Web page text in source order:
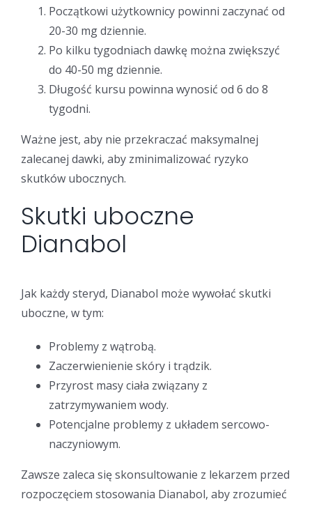
Początkowi użytkownicy powinni zaczynać od
20-30 mg dziennie.
Po kilku tygodniach dawkę można zwiększyć
do 40-50 mg dziennie.
Długość kursu powinna wynosić od 6 do 8
tygodni.
Ważne jest, aby nie przekraczać maksymalnej
zalecanej dawki, aby zminimalizować ryzyko
skutków ubocznych.
Skutki uboczne
Dianabol
Jak każdy steryd, Dianabol może wywołać skutki
uboczne, w tym:
Problemy z wątrobą.
Zaczerwienienie skóry i trądzik.
Przyrost masy ciała związany z
zatrzymywaniem wody.
Potencjalne problemy z układem sercowo-
naczyniowym.
Zawsze zaleca się skonsultowanie z lekarzem przed
rozpoczęciem stosowania Dianabol, aby zrozumieć